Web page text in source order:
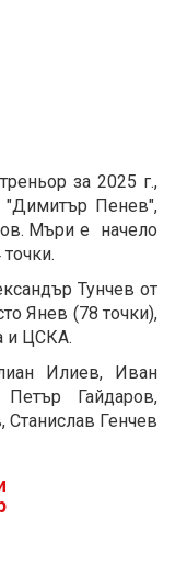
за 2025 г.,
"Димитър Пенев",
Мъри е начело
Тунчев от
Янев (78 точки),
и ЦСКА.
Илиев, Иван
Гайдаров,
Генчев